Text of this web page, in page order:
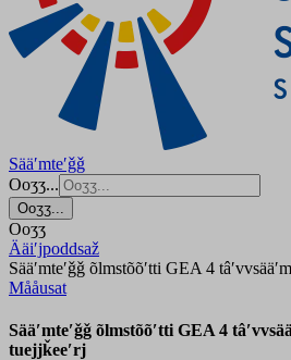
Sääʹmteʹǧǧ
Ooʒʒ...
Ooʒʒ...
Ooʒʒ
Ääiʹjpoddsaž
Sääʹmteʹǧǧ õlmstõõʹtti GEA 4
Mååusat
Sääʹmteʹǧǧ õlmstõõʹtti GEA 4
tuejjǩeeʹrj